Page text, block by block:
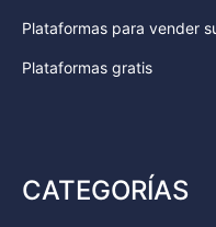
Plataformas para vender
Plataformas gratis
CATEGORÍAS